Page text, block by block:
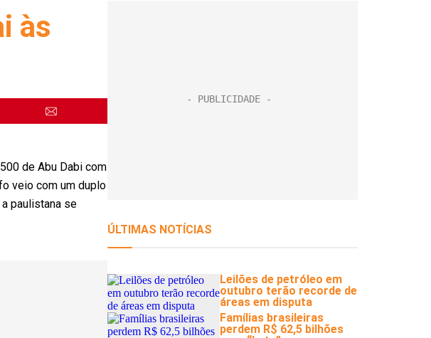
às
de Abu Dabi com
veio com um duplo
paulistana se